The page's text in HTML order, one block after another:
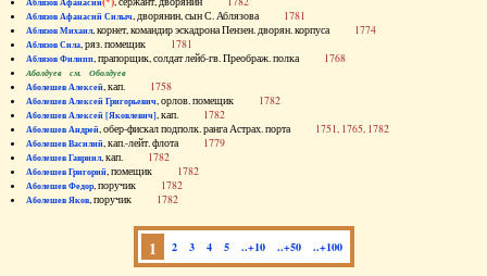
Аблязов Афанасий Силыч, дворянин, сын С. Аблязова 1781
Аблязов Михаил, корнет, командир эскадрона Пензен. дворян. корпуса 1774
Аблязов Сила, ряз. помещик 1781
Аблязов Филипп, прапорщик, солдат лейб-гв. Преображ. полка 1768
Аболдуев см. Оболдуев
Аболешев Алексей, кап. 1758
Аболешев Алексей Григорьевич, орлов. помещик 1782
Аболешев Алексей [Яковлевич], кап. 1782
Аболешев Андрей, обер-фискал подполк. ранга Астрах. порта 1751, 1765, 1782
Аболешев Василий, кап.-лейт. флота 1779
Аболешев Гавриил, кап. 1782
Аболешев Григорий, помещик 1782
Аболешев Федор, поручик 1782
Аболешев Яков, поручик 1782
1 2 3 4 5 ..+10 ..+50 ..+100